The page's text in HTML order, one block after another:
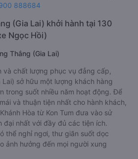
888684
(Gia Lai) khởi hành tại 130
Ngọc Hồi)
Thắng (Gia Lai)
và chất lượng phục vụ đẳng cấp,
Lai) sở hữu một lượng khách hàng
trong suốt nhiều năm hoạt động. Để
và thuận tiện nhất cho hành khách,
Hòa từ Kon Tum đưa vào sử
đại nhất với đầy đủ các tiện ích.
thể nghỉ ngơi, thư giãn suốt dọc
ảnh hưởng đến mọi người xung